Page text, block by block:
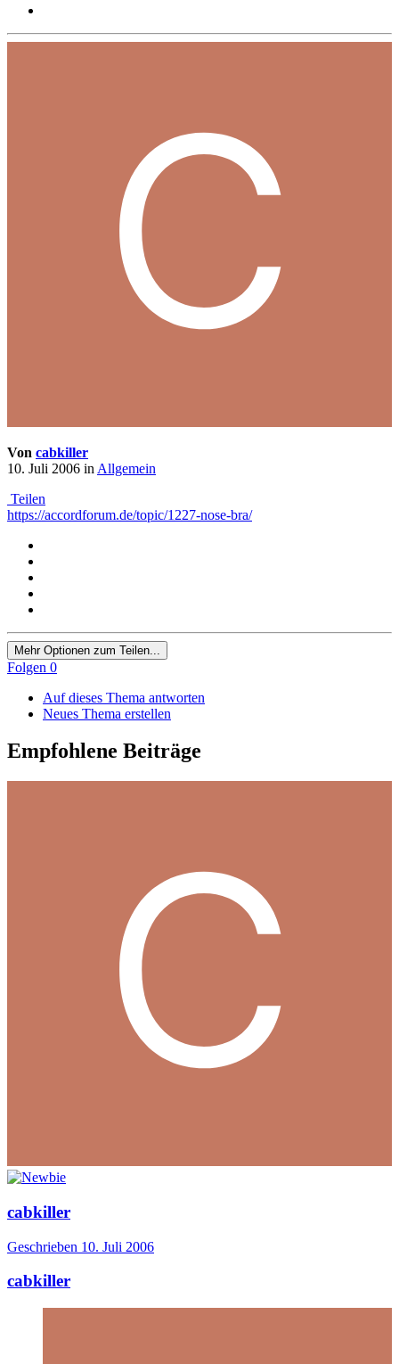
Von cabkiller
10. Juli 2006 in Allgemein
Teilen
https://accordforum.de/topic/1227-nose-bra/
Mehr Optionen zum Teilen...
Folgen 0
Auf dieses Thema antworten
Neues Thema erstellen
Empfohlene Beiträge
cabkiller
Geschrieben 10. Juli 2006
cabkiller